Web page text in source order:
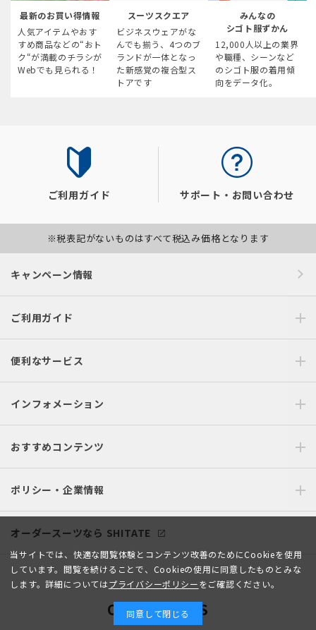
最新のお買い得情報
人気アイテムやおす
すめ商品などの“おト
ク“が満載のチラシが
Webでも見られる！
スーツスクエア
ビジネスウェアがな
んでも揃う、4つのブ
ランドが一体となっ
た新感覚の複合型ス
トアです
みんなの
シゴト服ずかん
12,000人以上の業界
や職種、シーンなど
のシゴト服の着用傾
向をデータ化。
ご利用ガイド サポート・お問い合わせ
※税表記がないものはすべて税込み価格となります
キャンペーン情報
ご利用ガイド
便利なサービス
インフォメーション
おすすめコンテンツ
ポリシー・企業情報
オーダースーツなら SHITATE
OFFICIAL SNS
当サイトでは、快適な閲覧体験とコンテンツ改善のためにCookieを使用
しています。閲覧を続けることで、Cookieの使用に同意したものとみな
します。詳細についてはプライバシーポリシーをご確認ください。
同意して閉じる